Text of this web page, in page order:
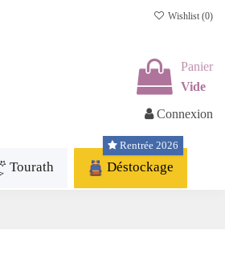
Wishlist (0)
Panier
Vide
Connexion
Tourath Déstockage
Rentrée 2026